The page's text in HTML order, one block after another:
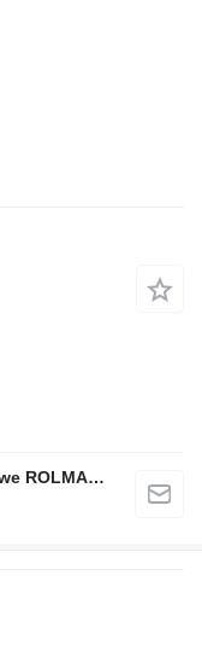
Przedsiębiorstwo Produkcyjno-Handlowe ROLMAPOL Marcin Dziekan